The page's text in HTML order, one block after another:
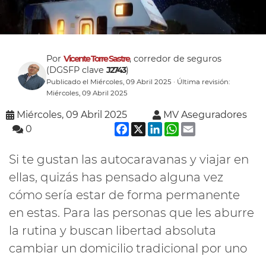
Por Vicente Torre Sastre, corredor de seguros
(DGSFP clave J2743)
Publicado el Miércoles, 09 Abril 2025 · Última revisión:
Miércoles, 09 Abril 2025
Miércoles, 09 Abril 2025
MV Aseguradores
0
Facebook
X LinkedInWhatsApp
Si te gustan las autocaravanas y viajar en
ellas, quizás has pensado alguna vez
cómo sería estar de forma permanente
en estas. Para las personas que les aburre
la rutina y buscan libertad absoluta
cambiar un domicilio tradicional por uno